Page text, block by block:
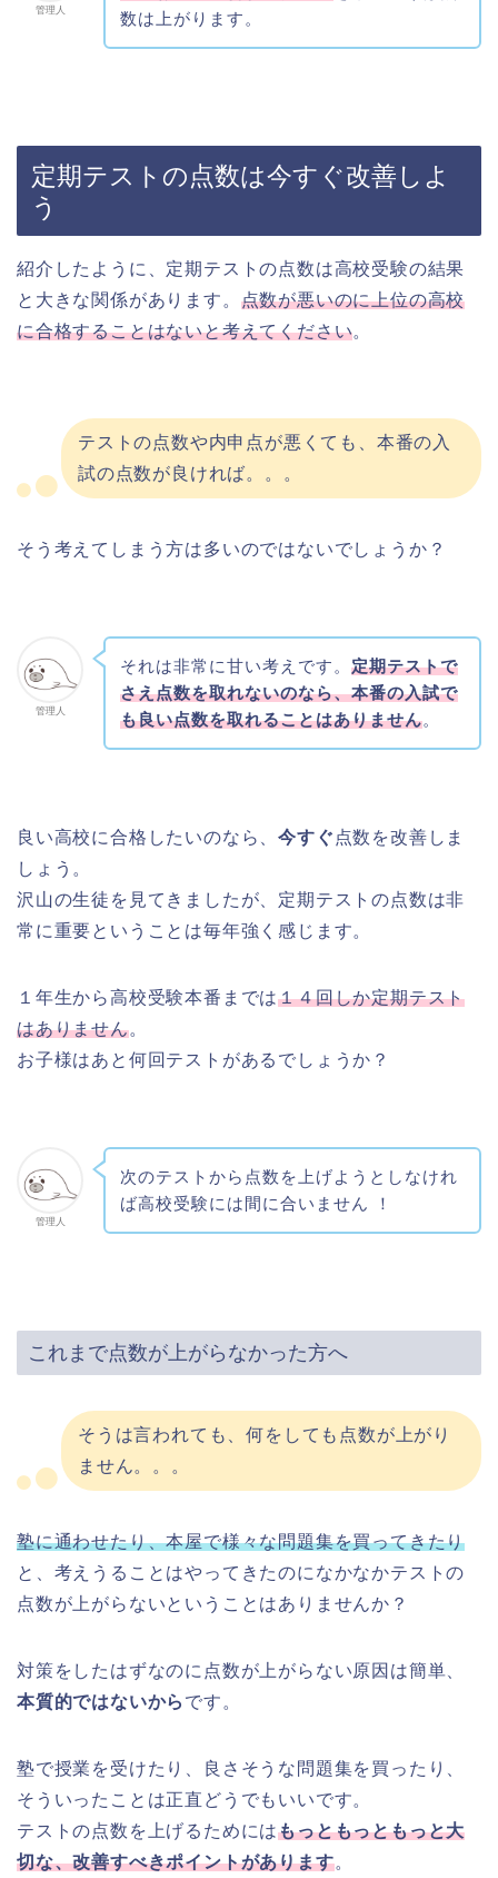
管理人
数は上がります。
定期テストの点数は今すぐ改善しよ
う
紹介したように、定期テストの点数は高校受験の結果
と大きな関係があります。 点数が悪いのに上位の高校
に合格することはないと考えてください。
テストの点数や内申点が悪くても、本番の入
試の点数が良ければ。。。
そう考えてしまう方は多いのではないでしょうか？
管理人
それは非常に甘い考えです。 定期テストで
さえ点数を取れないのなら、本番の入試で
も良い点数を取れることはありません。
良い高校に合格したいのなら、今すぐ 点数を改善しま
しょう。
沢山の生徒を見てきましたが、定期テストの点数は非
常に重要ということは毎年強く感じます。
１年生から高校受験本番までは１４回しか定期テスト
はありません。
お子様はあと何回テストがあるでしょうか？
管理人
次のテストから点数を上げようとしなけれ
ば高校受験には間に合いません ！
これまで点数が上がらなかった方へ
そうは言われても、何をしても点数が上がり
ません。。。
塾に通わせたり、本屋で様々な問題集を買ってきたり
と、考えうることはやってきたのになかなかテストの
点数が上がらないということはありませんか？
対策をしたはずなのに点数が上がらない原因は簡単、
本質的ではないから です。
塾で授業を受けたり、良さそうな問題集を買ったり、
そういったことは正直どうでもいいです。
テストの点数を上げるためにはもっともっともっと大
切な、改善すべきポイントがあります。